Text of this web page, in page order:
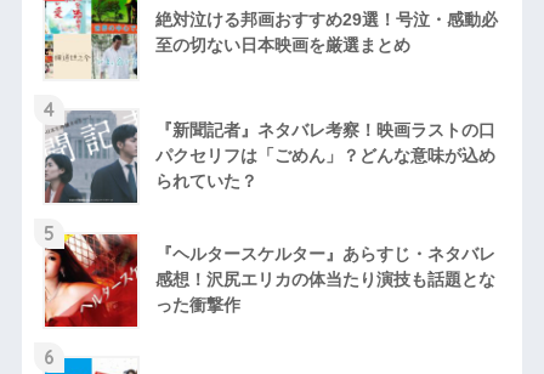
絶対泣ける邦画おすすめ29選！号泣・感動必
至の切ない日本映画を厳選まとめ
4
『新聞記者』ネタバレ考察！映画ラストの口
パクセリフは「ごめん」？どんな意味が込め
られていた？
5
『ヘルタースケルター』あらすじ・ネタバレ
感想！沢尻エリカの体当たり演技も話題とな
った衝撃作
6